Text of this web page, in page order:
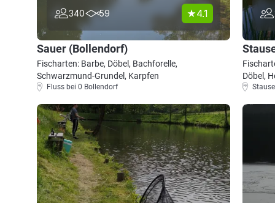
340 59 4.1
Sauer (Bollendorf)
Fischarten: Barbe, Döbel, Bachforelle,
Schwarzmund-Grundel, Karpfen
Fluss bei 0 Bollendorf
Döbel,